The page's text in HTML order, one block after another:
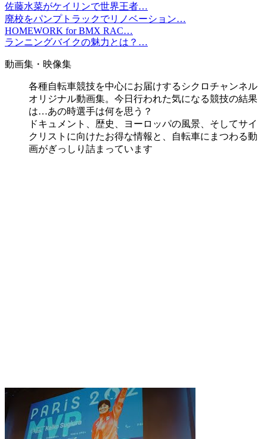
佐藤水菜がケイリンで世界王者…
廃校をパンプトラックでリノベーション…
HOMEWORK for BMX RAC…
ランニングバイクの魅力とは？…
動画集・映像集
各種自転車競技を中心にお届けするシクロチャンネル
オリジナル動画集。今日行われた気になる競技の結果
は…あの時選手は何を思う？
ドキュメント、歴史、ヨーロッパの風景、そしてサイ
クリストに向けたお得な情報と、自転車にまつわる動
画がぎっしり詰まっています